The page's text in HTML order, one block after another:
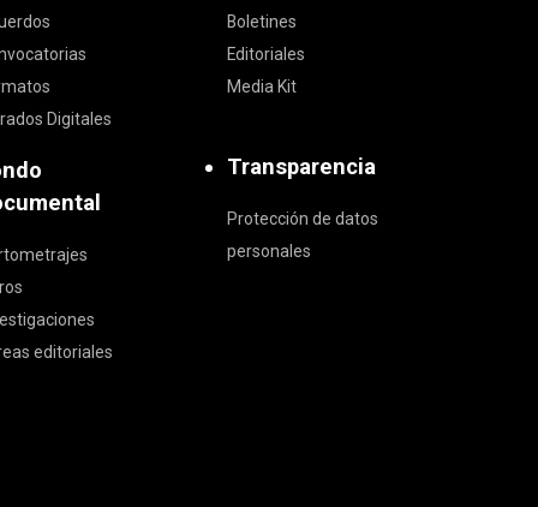
Digitales
editoriales
Boletines
Editoriales
Media Kit
Transparencia
Protección de datos
personales